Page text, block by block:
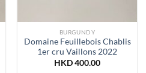
BURGUNDY
Domaine Feuillebois Chablis
1er cru Vaillons 2022
HKD400.00